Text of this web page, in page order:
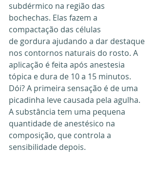
subdérmico na região das
bochechas. Elas fazem a
compactação das células
de gordura ajudando a dar destaque
nos contornos naturais do rosto. A
aplicação é feita após anestesia
tópica e dura de 10 a 15 minutos.
Dói? A primeira sensação é de uma
picadinha leve causada pela agulha.
A substância tem uma pequena
quantidade de anestésico na
composição, que controla a
sensibilidade depois.